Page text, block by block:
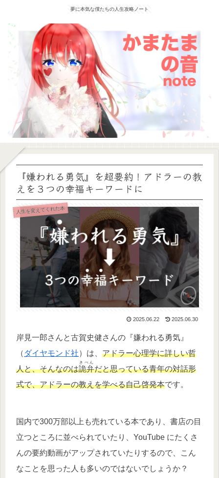
夢に本気な僕たちの人生攻略ノート
『嫌われる勇気』を超要約！アドラーの教
えを３つの幸福キーワードに
人生を変えてくれた本
2025.06.22 2025.06.30
岸見一郎さんと古賀史健さんの『嫌われる勇気』
（ ダイヤモンド社）は、 アドラー心理学に詳しい哲
人と、そんなのは詭弁
きべん
だと思っている青年の対話形
式で、アドラーの教えを学べる自己啓発本です。
国内で300万部以上も売れている本であり、書店の目
立つところに並べられていたり、YouTube にたくさ
んの要約動画がアップされていたりするので、こん
なことを思った人も多いのではないでしょうか？